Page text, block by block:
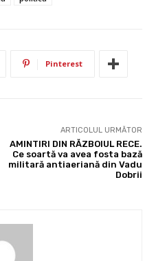
Pinterest
ARTICOLUL URMĂTOR
AMINTIRI DIN RĂZBOIUL RECE.
Ce soartă va avea fosta bază
militară antiaeriană din Vadu
Dobrii